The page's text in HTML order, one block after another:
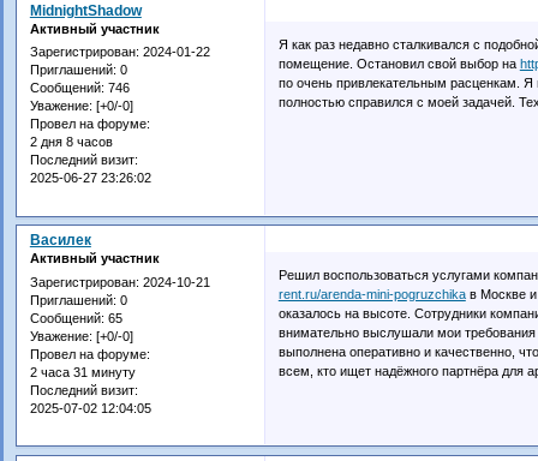
MidnightShadow
Активный участник
Зарегистрирован: 2024-01-22
Приглашений: 0
Сообщений: 746
Уважение: [+0/-0]
Провел на форуме:
2 дня 8 часов
Последний визит:
2025-06-27 23:26:02
Я как раз недавно сталкивался с
помещение. Остановил свой выбор на
по очень привлекательным расценкам. Я
полностью справился с моей задачей.
Василек
Активный участник
Зарегистрирован: 2024-10-21
Приглашений: 0
Сообщений: 65
Уважение: [+0/-0]
Провел на форуме:
2 часа 31 минуту
Последний визит:
2025-07-02 12:04:05
Решил воспользоваться услугами
rent.ru/arenda-mini-pogruzchikaв Москве и
оказалось на высоте. Сотрудники
внимательно выслушали мои
выполнена оперативно и качественно,
всем, кто ищет надёжного партнёра для